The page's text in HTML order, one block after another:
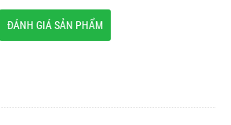
ĐÁNH GIÁ SẢN PHẨM